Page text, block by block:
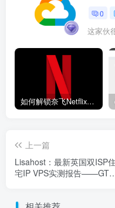
0
这家伙
如何解锁奈飞Netflix？让我来教你如何通过DNS劫持解锁奈飞非自制剧
上一篇
Lisahost：最新英国双ISP住
宅IP VPS实测报告——GTT